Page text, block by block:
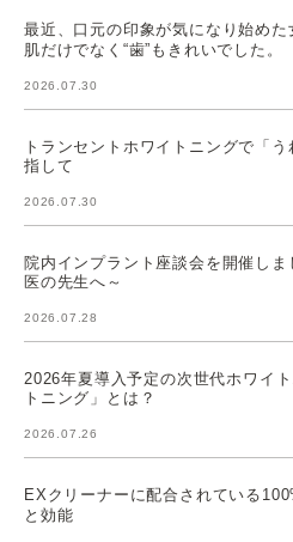
最近、口元の印象が気になり始めた
肌だけでなく“歯”もきれいでした。
2026.07.30
トランセントホワイトニングで「
指して
2026.07.30
院内インプラント座談会を開催し
医の先生へ～
2026.07.28
2026年夏導入予定の次世代ホワイ
トニング」とは？
2026.07.26
EXクリーナーに配合されている
と効能